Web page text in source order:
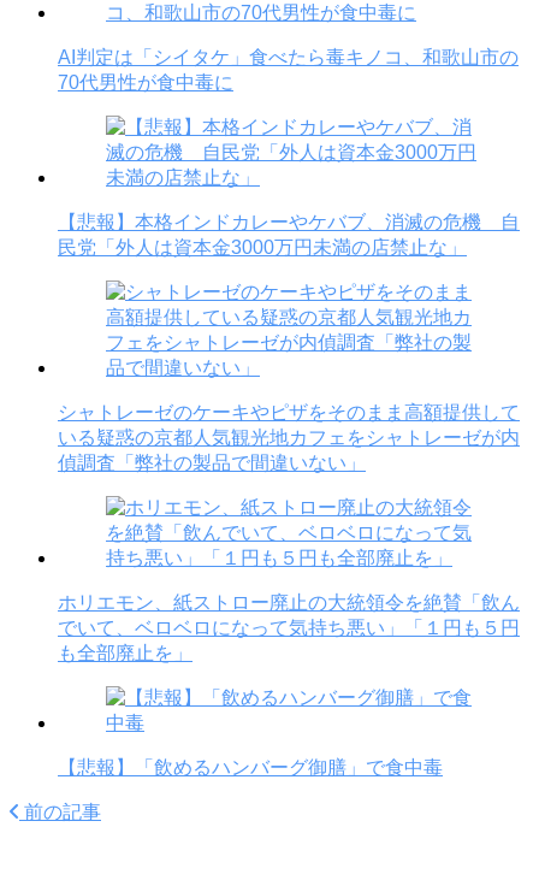
AI判定は「シイタケ」食べたら毒キノコ、和歌山市の
70代男性が食中毒に
【悲報】本格インドカレーやケバブ、消滅の危機 自
民党「外人は資本金3000万円未満の店禁止な」
シャトレーゼのケーキやピザをそのまま高額提供して
いる疑惑の京都人気観光地カフェをシャトレーゼが内
偵調査「弊社の製品で間違いない」
ホリエモン、紙ストロー廃止の大統領令を絶賛「飲ん
でいて、ベロベロになって気持ち悪い」「１円も５円
も全部廃止を」
【悲報】「飲めるハンバーグ御膳」で食中毒
前の記事